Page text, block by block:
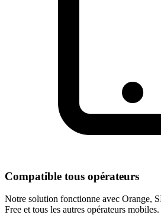
Compatible tous opérateurs
Notre solution fonctionne avec Orange,
Free et tous les autres opérateurs mobiles.